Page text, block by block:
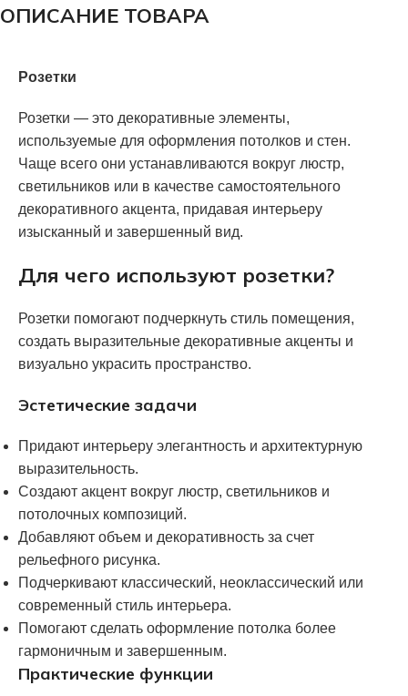
ОПИСАНИЕ ТОВАРА
Розетки
Розетки — это декоративные элементы,
используемые для оформления потолков и стен.
Чаще всего они устанавливаются вокруг люстр,
светильников или в качестве самостоятельного
декоративного акцента, придавая интерьеру
изысканный и завершенный вид.
Для чего используют розетки?
Розетки помогают подчеркнуть стиль помещения,
создать выразительные декоративные акценты и
визуально украсить пространство.
Эстетические задачи
Придают интерьеру элегантность и архитектурную
выразительность.
Создают акцент вокруг люстр, светильников и
потолочных композиций.
Добавляют объем и декоративность за счет
рельефного рисунка.
Подчеркивают классический, неоклассический или
современный стиль интерьера.
Помогают сделать оформление потолка более
гармоничным и завершенным.
Практические функции